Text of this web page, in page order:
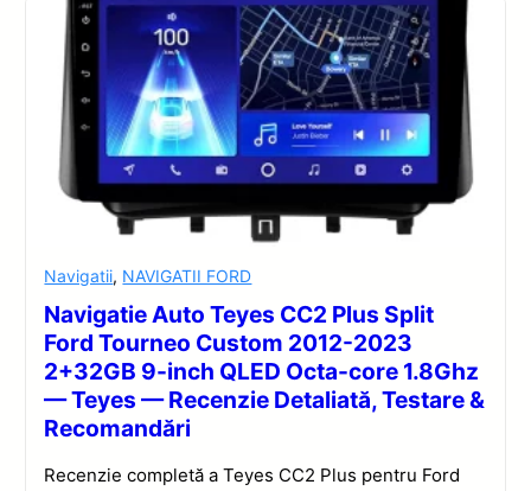
Navigatii, NAVIGATII FORD
Navigatie Auto Teyes CC2 Plus Split
Ford Tourneo Custom 2012-2023
2+32GB 9-inch QLED Octa-core 1.8Ghz
— Teyes — Recenzie Detaliată, Testare &
Recomandări
Recenzie completă a Teyes CC2 Plus pentru Ford